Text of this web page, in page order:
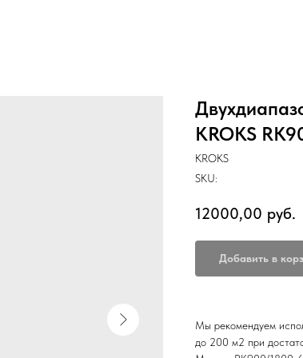
KROKS
KROKS
SKU:
12000,00 руб.
Добавить в
Мы рекомендуем
до 200 м2 при